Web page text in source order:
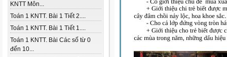
KNTT Môn...
Toán 1 KNTT. Bài 1 Tiết 2....
Toán 1 KNTT. Bài 1 Tiết 1....
Toán 1 KNTT. Bài Các số từ 0
đến 10...